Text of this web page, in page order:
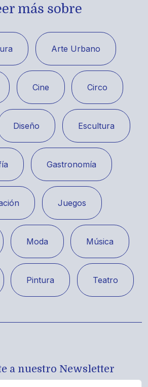
más sobre
Arte Urbano
Cine Circo
Diseño Escultura
Gastronomía
Juegos
Moda Música
Pintura Teatro
a nuestro Newsletter